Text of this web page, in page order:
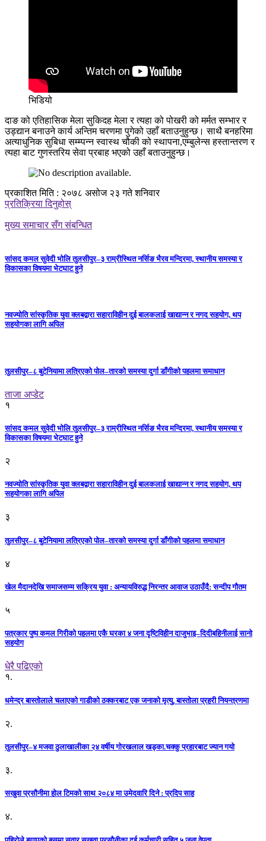
भिडियो
दाङ को एतिहासिक मेला सुकिदह मेला र त्यहा को पोखरी को मर्मत सम्भार र
उड्द्यान बनाउने कार्य अन्तिम चरणमा पुगेको उहाँ बताउनुहुन्छ। साथै बनहरिमा
अत्याधुनिक सुबिधा सम्म्पन्न स्वास्थ चौकी को स्थापना,एम्बुलेन्स हस्तान्तरण र
त्यहा बाट गुणस्तरिय सेवा प्रबाह भएको उहाँ बताउनुहुन्छ।
प्रकाशित मिति : २०७८ असोज २३ गते शनिवार
प्रतिक्रिया दिनुहोस्
मुख्य समाचार सँग संबन्धित
सांसद कमल सुवेदी भोलि तुलसीपुर–३ राम्रीस्थित नर्सिङ भैरव मन्दिरमा, स्थानीय समस्या र
विकासका विषयमा भेटघाट हुने
नवज्योति सांस्कृतिक युवा क्लबद्वारा सहाराविहीन दुई बालकलाई खाद्यान्न र नगद सहयोग, थप
सहयोगका लागि अपिल
तुलसीपुर–८ बुटेनियामा लत्रिएको पोल–तारको समस्या दुर्गा डाँगीको पहलमा समाधान
ताजा अप्डेट
१
सांसद कमल सुवेदी भोलि तुलसीपुर–३ राम्रीस्थित नर्सिङ भैरव मन्दिरमा, स्थानीय समस्या र
विकासका विषयमा भेटघाट हुने
२
नवज्योति सांस्कृतिक युवा क्लबद्वारा सहाराविहीन दुई बालकलाई खाद्यान्न र नगद सहयोग, थप
सहयोगका लागि अपिल
३
तुलसीपुर–८ बुटेनियामा लत्रिएको पोल–तारको समस्या दुर्गा डाँगीको पहलमा समाधान
४
खेल मैदानदेखि समाजसम्म सक्रिय युवा : अन्यायविरुद्ध निरन्तर आवाज उठाउँदै: सन्दीप गौतम
५
पत्रकार पुष्प कमल गिरीको पहलमा एकै घरका ४ जना दृष्टिविहीन दाजुभाइ–दिदीबहिनीलाई सानो
सहयोग
धेरै पढिएको
१.
धमेन्द्र बास्तोलाले चलाएको गाडीको ठक्करबाट एक जनाको मृत्यु, बास्तोला प्रहरी नियन्त्रणमा
२.
तुलसीपुर–४ मजवा ठुलाखालीका २४ वर्षीय गोरखलाल खड्का.चक्कु प्रहारबाट ज्यान गयो
३.
सखुवा प्रसौनीमा होल टिमको साथ २०८४ मा उमेदवारि दिने : प्रदिप साह
४.